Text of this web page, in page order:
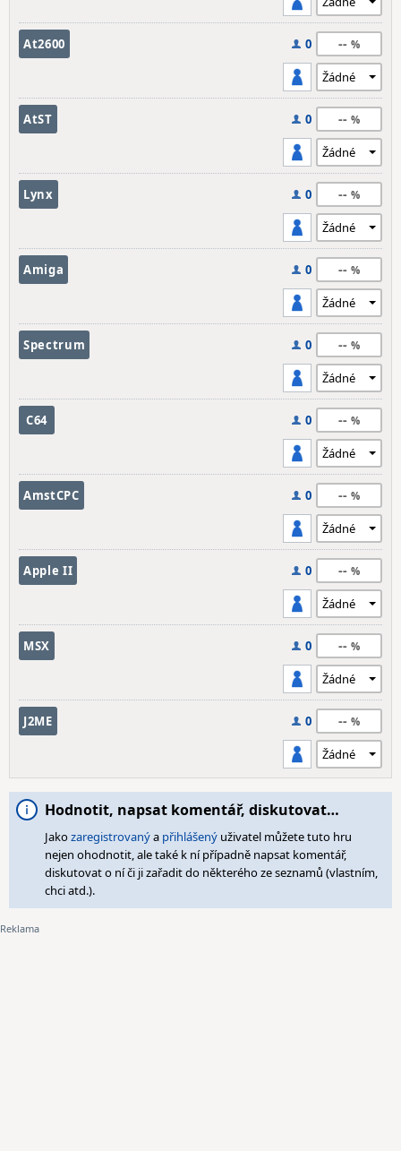
At2600 0 --
AtST 0 --
Lynx 0 --
Amiga 0 --
Spectrum 0 --
C64 0 --
AmstCPC 0 --
Apple II 0 --
MSX 0 --
J2ME 0 --
Hodnotit, napsat komentář, diskutovat…
Jakozaregistrovanýa přihlášený uživatel můžete tuto hru
nejen ohodnotit, ale také k ní případně napsat komentář,
diskutovat o ní či ji zařadit do některého ze seznamů (vlastním,
chci atd.).